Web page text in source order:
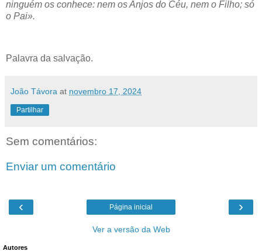
ninguém os conhece: nem os Anjos do Céu, nem o Filho; só
o Pai».
Palavra da salvação.
João Távora at novembro 17, 2024
Partilhar
Sem comentários:
Enviar um comentário
‹ ›
Página inicial
Ver a versão da Web
Autores